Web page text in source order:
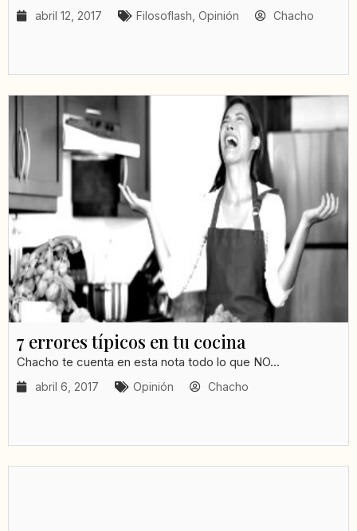
abril 12, 2017 Filosoflash Opinión Chacho
7 errores típicos en tu cocina
Chacho te cuenta en esta nota todo lo que NO...
abril 6, 2017 Opinión Chacho